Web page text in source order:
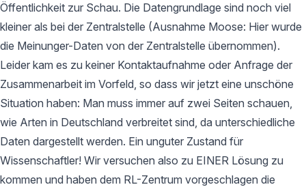
Öffentlichkeit zur Schau. Die Datengrundlage sind noch viel
kleiner als bei der Zentralstelle (Ausnahme Moose: Hier wurde
die Meinunger-Daten von der Zentralstelle übernommen).
Leider kam es zu keiner Kontaktaufnahme oder Anfrage der
Zusammenarbeit im Vorfeld, so dass wir jetzt eine unschöne
Situation haben: Man muss immer auf zwei Seiten schauen,
wie Arten in Deutschland verbreitet sind, da unterschiedliche
Daten dargestellt werden. Ein unguter Zustand für
Wissenschaftler! Wir versuchen also zu EINER Lösung zu
kommen und haben dem RL-Zentrum vorgeschlagen die